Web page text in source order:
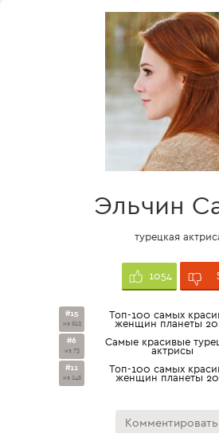
Эльчин
турецкая
1054
#15
из 612
Топ-100 самых
женщин планеты
#6
из 73
Самые красивые
актрисы
#11
из 146
Топ-100 самых
женщин планеты